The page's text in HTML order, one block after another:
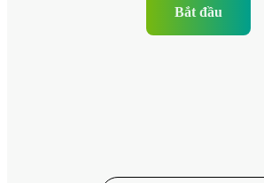
Bắt đầu